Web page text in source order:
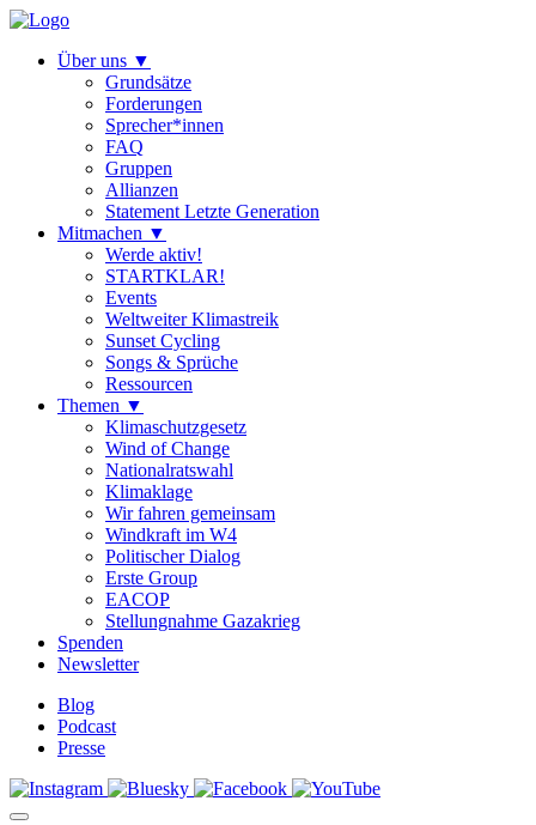
Über uns ▼
Grundsätze
Forderungen
Sprecher*innen
FAQ
Gruppen
Allianzen
Statement Letzte Generation
Mitmachen ▼
Werde aktiv!
STARTKLAR!
Events
Weltweiter Klimastreik
Sunset Cycling
Songs & Sprüche
Ressourcen
Themen ▼
Klimaschutzgesetz
Wind of Change
Nationalratswahl
Klimaklage
Wir fahren gemeinsam
Windkraft im W4
Politischer Dialog
Erste Group
EACOP
Stellungnahme Gazakrieg
Spenden
Newsletter
Blog
Podcast
Presse